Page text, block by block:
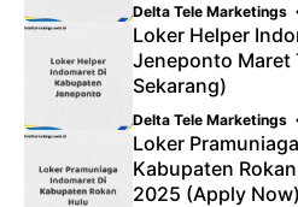
Delta Tele Marketings
Loker Helper
Jeneponto Maret
Sekarang)
Delta Tele Marketings
Loker
Kabupaten
2025 (Apply Now)